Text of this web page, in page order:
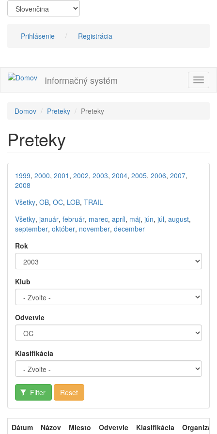
Skočiť
na
Prihlásenie Registrácia
Informačný systém
Domov Preteky Preteky
Preteky
1999, 2000, 2001 , 2002, 2003, 2004, 2005, 2006, 2007,
2008
Všetky, OB, OC, LOB, TRAIL
Všetky, január, február, marec, apríl, máj, jún, júl, august,
september, október, november, december
Rok
Klub
Odvetvie
Klasifikácia
Filter Reset
Dátum Názov Miesto Odvetvie Klasifikácia